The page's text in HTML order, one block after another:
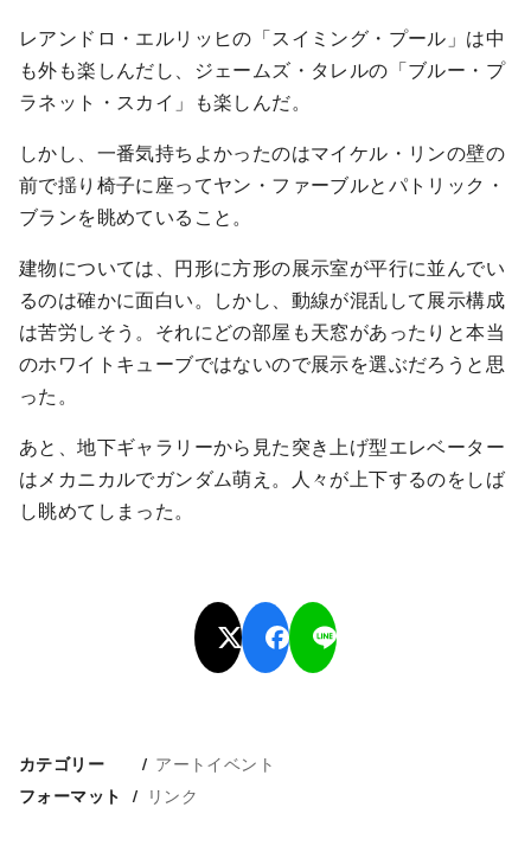
レアンドロ・エルリッヒの「スイミング・プール」は中
も外も楽しんだし、ジェームズ・タレルの「ブルー・プ
ラネット・スカイ」も楽しんだ。
しかし、一番気持ちよかったのはマイケル・リンの壁の
前で揺り椅子に座ってヤン・ファーブルとパトリック・
ブランを眺めていること。
建物については、円形に方形の展示室が平行に並んでい
るのは確かに面白い。しかし、動線が混乱して展示構成
は苦労しそう。それにどの部屋も天窓があったりと本当
のホワイトキューブではないので展示を選ぶだろうと思
った。
あと、地下ギャラリーから見た突き上げ型エレベーター
はメカニカルでガンダム萌え。人々が上下するのをしば
し眺めてしまった。
カテゴリー アートイベント
フォーマット リンク